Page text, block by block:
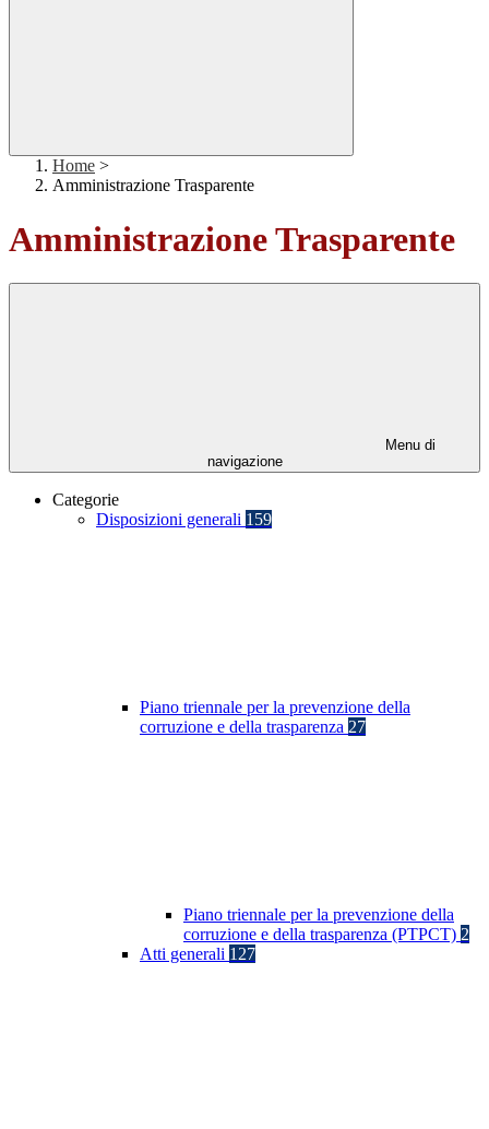
Home >
Amministrazione Trasparente
Amministrazione Trasparente
Menu di
navigazione
Categorie
Disposizioni generali 159
Piano triennale per la prevenzione della
corruzione e della trasparenza 27
Piano triennale per la prevenzione della
corruzione e della trasparenza (PTPCT) 2
Atti generali 127